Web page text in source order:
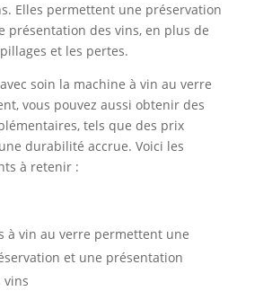
Elles permettent une préservation
présentation des vins, en plus de
et les pertes.
soin la machine à vin au verre
vous pouvez aussi obtenir des
tels que des prix
durabilité accrue. Voici les
à retenir :
à vin au verre permettent une
et une présentation
vins